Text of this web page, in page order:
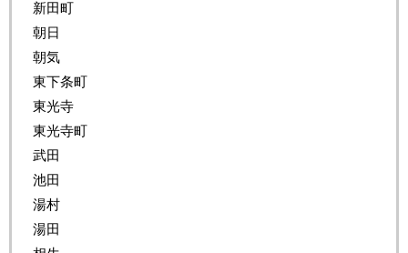
新田町
朝日
朝気
東下条町
東光寺
東光寺町
武田
池田
湯村
湯田